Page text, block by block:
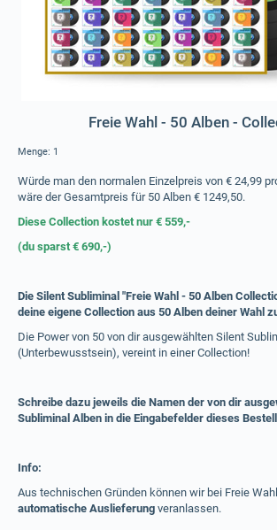
Freie Wahl - 50 Alben -
Menge: 1
Würde man den normalen Einzelpreis von € 24,99
wäre der Gesamtpreis für 50 Alben € 1249,50.
Diese Collection kostet nur € 559,-
(du sparst € 690,-)
Die Silent Subliminal "Freie Wahl - 50 Alben
deine eigene Collection aus 50 Alben deiner Wahl
Die Power von 50 von dir ausgewählten Silent
(Unterbewusstsein), vereint in einer Collection!
Schreibe dazu jeweils die Namen der von dir
Subliminal Alben in die Eingabefelder dieses
Info:
Aus technischen Gründen können wir bei Freie
automatische Auslieferung veranlassen.